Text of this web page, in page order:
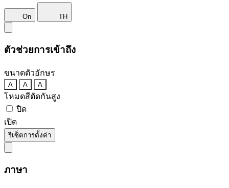
On TH
ตัวช่วยการเข้าถึง
ขนาดตัวอักษร
A A A
โหมดสีตัดกันสูง
ปิด
เปิด
รีเซ็ตการตั้งค่า
ภาษา